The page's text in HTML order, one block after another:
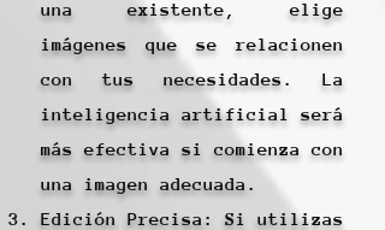
una existente, elige
imágenes que se relacionen
con tus necesidades. La
inteligencia artificial será
más efectiva si comienza con
una imagen adecuada.
Edición Precisa: Si utilizas